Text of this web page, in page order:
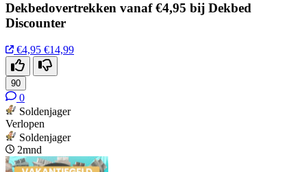
Dekbedovertrekken vanaf €4,95 bij Dekbed
Discounter
€4,95 €14,99
90
0
Soldenjager
Verlopen
Soldenjager
2mnd